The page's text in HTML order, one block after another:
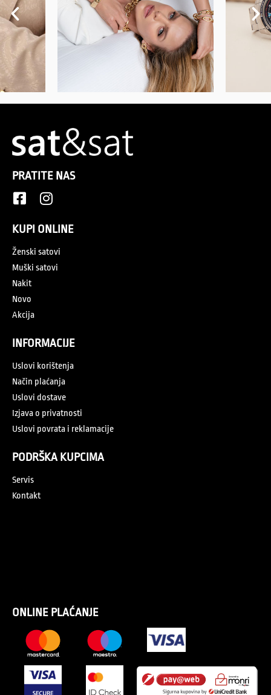
PRATITE NAS
KUPI ONLINE
Ženski satovi
Muški satovi
Nakit
Novo
Akcija
INFORMACIJE
Uslovi korištenja
Način plaćanja
Uslovi dostave
Izjava o privatnosti
Uslovi povrata i reklamacije
PODRŠKA KUPCIMA
Servis
Kontakt
ONLINE PLAĆANJE